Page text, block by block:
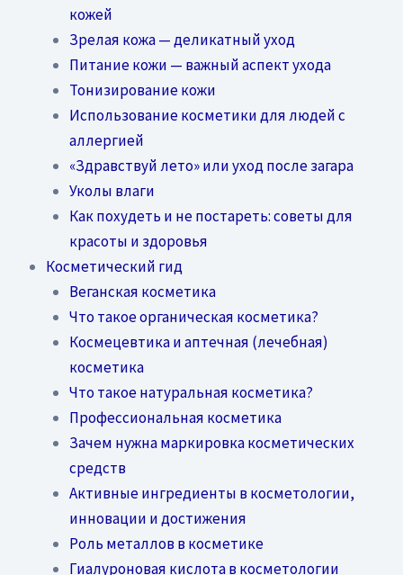
кожей
Зрелая кожа — деликатный уход
Питание кожи — важный аспект ухода
Тонизирование кожи
Использование косметики для людей с
аллергией
«Здравствуй лето» или уход после загара
Уколы влаги
Как похудеть и не постареть: советы для
красоты и здоровья
Косметический гид
Веганская косметика
Что такое органическая косметика?
Космецевтика и аптечная (лечебная)
косметика
Что такое натуральная косметика?
Профессиональная косметика
Зачем нужна маркировка косметических
средств
Активные ингредиенты в косметологии,
инновации и достижения
Роль металлов в косметике
Гиалуроновая кислота в косметологии